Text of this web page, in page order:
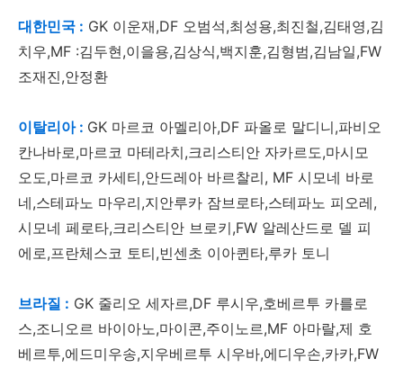
대한민국 : GK 이운재,DF 오범석,최성용,최진철,김태영,김
치우,MF :김두현,이을용,김상식,백지훈,김형범,김남일,FW
조재진,안정환
이탈리아 : GK 마르코 아멜리아,DF 파올로 말디니,파비오
칸나바로,마르코 마테라치,크리스티안 자카르도,마시모
오도,마르코 카세티,안드레아 바르찰리, MF 시모네 바로
네,스테파노 마우리,지안루카 잠브로타,스테파노 피오레,
시모네 페로타,크리스티안 브로키,FW 알레산드로 델 피
에로,프란체스코 토티,빈센초 이아퀸타,루카 토니
브라질 : GK 줄리오 세자르,DF 루시우,호베르투 카를로
스,조니오르 바이아노,마이콘,주이노르,MF 아마랄,제 호
베르투,에드미우송,지우베르투 시우바,에디우손,카카,FW